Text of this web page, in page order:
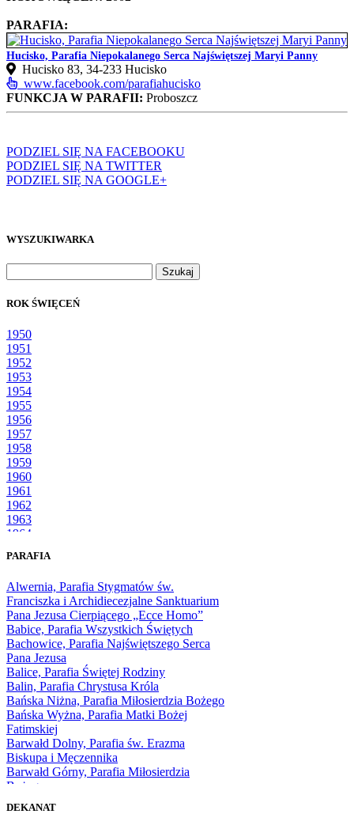
PARAFIA:
Hucisko, Parafia Niepokalanego Serca Najświętszej Maryi Panny
Hucisko 83, 34‑233 Hucisko
www.facebook.com/parafiahucisko
FUNKCJA W PARAFII: Proboszcz
PODZIEL SIĘ NA FACEBOOKU
PODZIEL SIĘ NA TWITTER
PODZIEL SIĘ NA GOOGLE+
WYSZUKIWARKA
ROK ŚWIĘCEŃ
1950
1951
1952
1953
1954
1955
1956
1957
1958
1959
1960
1961
1962
1963
1964
1966
1968
1969
1970
1971
1972
1973
1974
1975
1976
1977
1978
1979
1980
1981
1983
PARAFIA
Alwernia, Parafia Stygmatów św.
Franciszka i Archidiecezjalne Sanktuarium
Pana Jezusa Cierpiącego „Ecce Homo”
Babice, Parafia Wszystkich Świętych
Bachowice, Parafia Najświętszego Serca
Pana Jezusa
Balice, Parafia Świętej Rodziny
Balin, Parafia Chrystusa Króla
Bańska Niżna, Parafia Miłosierdzia Bożego
Bańska Wyżna, Parafia Matki Bożej
Fatimskiej
Barwałd Dolny, Parafia św. Erazma
Biskupa i Męczennika
Barwałd Górny, Parafia Miłosierdzia
Bożego
DEKANAT